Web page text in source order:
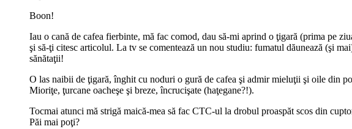
Boon!
Iau o cană de cafea fierbinte, mă fac comod, dau să-mi aprind o ţigară (prima pe
şi să-ţi citesc articolul. La tv se comentează un nou studiu: fumatul dăunează (şi
sănătaţii!
O las naibii de ţigară, înghit cu noduri o gură de cafea şi admir mieluţii şi oile din
Mioriţe, ţurcane oacheşe şi breze, încrucişate (haţegane?!).
Tocmai atunci mă strigă maică-mea să fac CTC-ul la drobul proaspăt scos din
Păi mai poţi?